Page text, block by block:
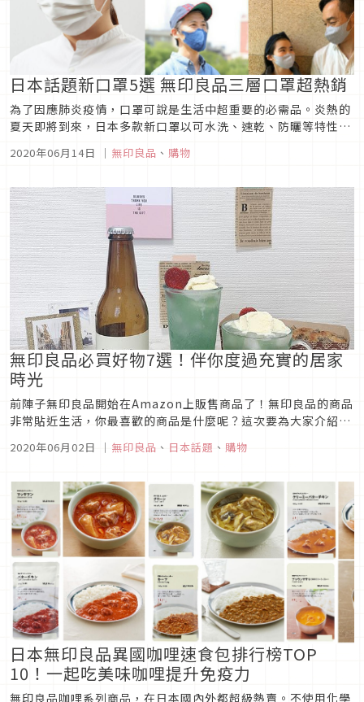
日本話題新口罩5選 無印良品三層口罩超熱銷
為了因應肺炎疫情，口罩可說是生活中超重要的必需品。炎熱的
夏天即將到來，日本多款新口罩以可水洗、速乾、防曬等特性成
短一個月即售出百萬片，知名服飾品牌「Right-on」推出的和
品讓我們來看看...
2020年06月14日 ｜ 無印良品 、 購物
無印良品必買好物7選！伴你度過充實的居家
時光
前陣子無印良品開始在Amazon上販售商品了！無印良品的商品
非常貼近生活，你最喜歡的商品是什麼呢？這次要為大家介紹曾
嗎？趕快看看現在必須入手的商品有哪些吧！無印良品必買好物
浮蘇打水了...
2020年06月02日 ｜ 無印良品 、 日本話題 、 購物
日本無印良品異國咖哩速食包排行榜TOP
10！一起吃美味咖哩提升免疫力
無印良品咖哩系列商品，在日本國內外都超級熱賣。不使用化學